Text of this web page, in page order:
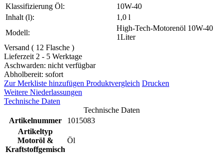
Klassifizierung Öl:
10W-40
Inhalt (l):
1,0 l
Modell:
High-Tech-Motorenöl 10W-40
1Liter
Versand ( 12 Flasche )
Lieferzeit 2 - 5 Werktage
Aschwarden: nicht verfügbar
Abholbereit: sofort
Zur Merkliste hinzufügen Produktvergleich Drucken
Weitere Niederlassungen
Technische Daten
Technische Daten
Artikelnummer
1015083
Artikeltyp
Motoröl &
Kraftstoffgemisch
Öl